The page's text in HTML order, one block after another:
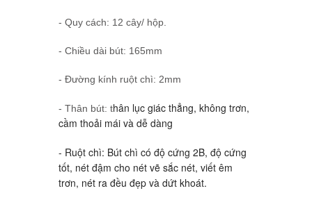
- Quy cách: 12 cây/ hộp.
- Chiều dài bút: 165mm
- Đường kính ruột chì: 2mm
- Thân bút: thân lục giác thẳng, không trơn,
cầm thoải mái và dễ dàng
- Ruột chì: Bút chì có độ cứng 2B, độ cứng
tốt, nét đậm cho nét vẽ sắc nét, viết êm
trơn, nét ra đều đẹp và dứt khoát.